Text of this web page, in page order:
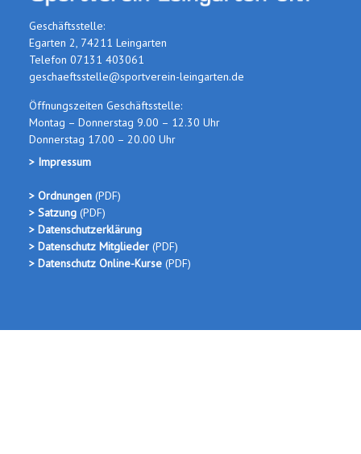
Geschäftsstelle:
Egarten 2, 74211 Leingarten
Telefon 07131 403061
geschaeftsstelle@sportverein-leingarten.de
Öffnungszeiten Geschäftsstelle:
Montag – Donnerstag 9.00 – 12.30 Uhr
Donnerstag 17.00 – 20.00 Uhr
> Impressum
> Ordnungen (PDF)
> Satzung (PDF)
> Datenschutzerklärung
> Datenschutz Mitglieder (PDF)
> Datenschutz Online-Kurse (PDF)